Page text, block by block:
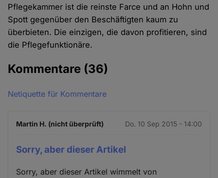
Pflegekammer ist die reinste Farce und an Hohn und
Spott gegenüber den Beschäftigten kaum zu
überbieten. Die einzigen, die davon profitieren, sind
die Pflegefunktionäre.
Kommentare (36)
Netiquette für Kommentare
Martin H. (nicht überprüft) Do. 10 Sep 2015 - 14:00
Sorry, aber dieser Artikel
Sorry, aber dieser Artikel wimmelt von